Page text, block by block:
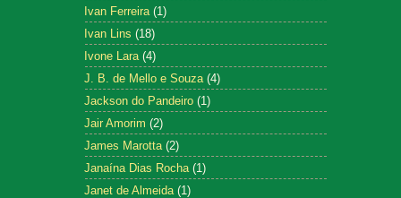
Ivan Ferreira (1)
Ivan Lins (18)
Ivone Lara (4)
J. B. de Mello e Souza (4)
Jackson do Pandeiro (1)
Jair Amorim (2)
James Marotta (2)
Janaína Dias Rocha (1)
Janet de Almeida (1)